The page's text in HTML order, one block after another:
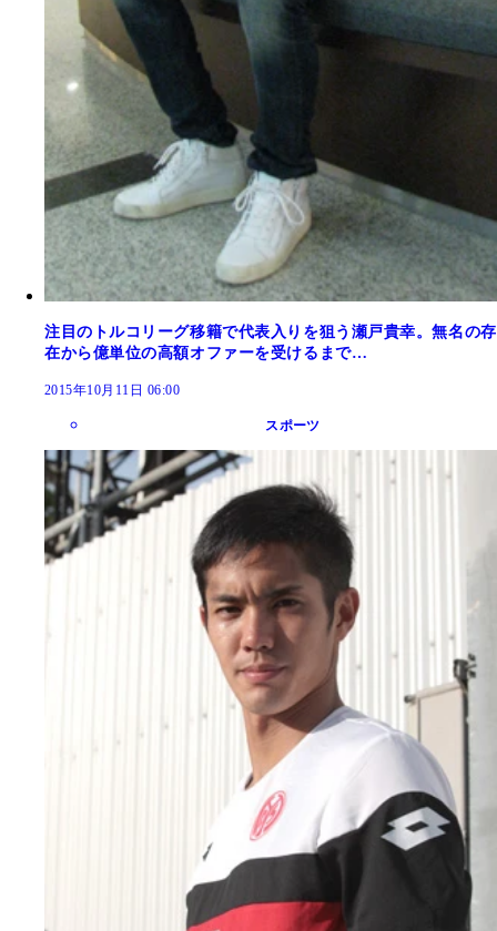
注目のトルコリーグ移籍で代表入りを狙う瀬戸貴幸。無名の存
在から億単位の高額オファーを受けるまで…
2015年10月11日 06:00
スポーツ